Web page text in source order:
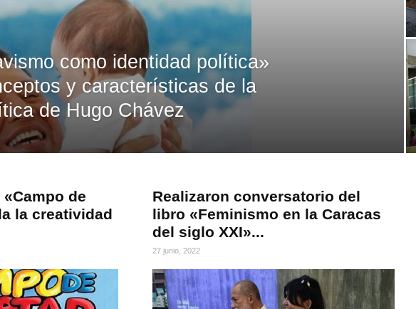
como identidad política»
y características de la
de Hugo Chávez
de
la creatividad
Realizaron conversatorio del
libro «Feminismo en la Caracas
del siglo XXI»...
27 junio, 2022